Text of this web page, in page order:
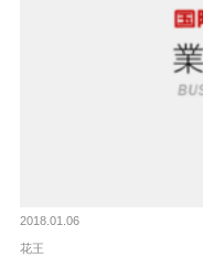
2018.01.06
花王